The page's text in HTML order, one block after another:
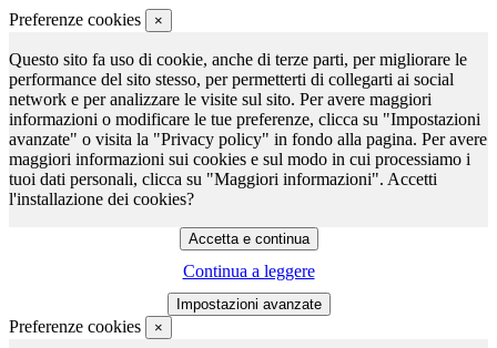
Preferenze cookies ×
Questo sito fa uso di cookie, anche di terze parti, per migliorare le
performance del sito stesso, per permetterti di collegarti ai social
network e per analizzare le visite sul sito. Per avere maggiori
informazioni o modificare le tue preferenze, clicca su "Impostazioni
avanzate" o visita la "Privacy policy" in fondo alla pagina. Per avere
maggiori informazioni sui cookies e sul modo in cui processiamo i
tuoi dati personali, clicca su "Maggiori informazioni". Accetti
l'installazione dei cookies?
Continua a leggere
Preferenze cookies ×